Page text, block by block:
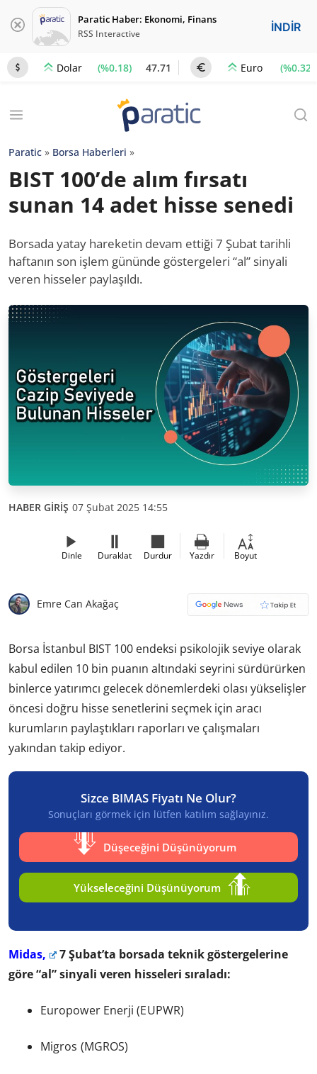
Paratic Haber: Ekonomi, Finans
RSS Interactive İNDİR
Dolar (%0.18) 47.71 Euro (%0.32)
Paratic » Borsa Haberleri »
BIST 100’de alım fırsatı
sunan 14 adet hisse senedi
Borsada yatay hareketin devam ettiği 7 Şubat tarihli
haftanın son işlem gününde göstergeleri “al” sinyali
veren hisseler paylaşıldı.
HABER GİRİŞ 07 Şubat 2025 14:55
Dinle Duraklat Durdur Yazdır Boyut
Emre Can Akağaç
Borsa İstanbul BIST 100 endeksi psikolojik seviye olarak
kabul edilen 10 bin puanın altındaki seyrini sürdürürken
binlerce yatırımcı gelecek dönemlerdeki olası yükselişler
öncesi doğru hisse senetlerini seçmek için aracı
kurumların paylaştıkları raporları ve çalışmaları
yakından takip ediyor.
Sizce BIMAS Fiyatı Ne Olur?
Sonuçları görmek için lütfen katılım sağlayınız.
Düşeceğini Düşünüyorum
Yükseleceğini Düşünüyorum
Midas,
7 Şubat’ta borsada teknik göstergelerine
göre “al” sinyali veren hisseleri sıraladı:
Europower Enerji (EUPWR)
Migros (MGROS)